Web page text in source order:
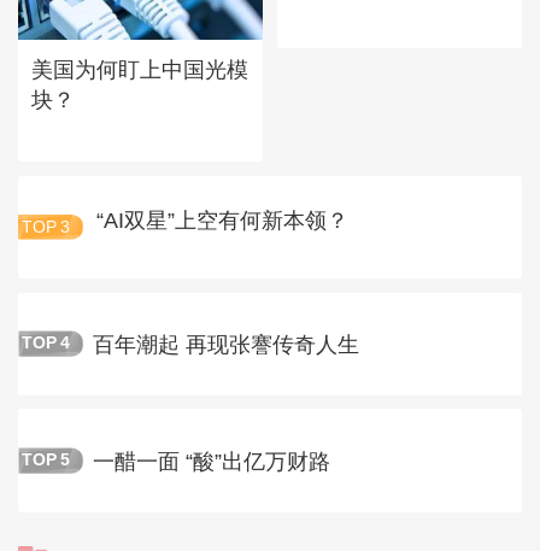
美国为何盯上中国光模
块？
TOP 3 “AI双星”上空有何新本领？
TOP 4 百年潮起 再现张謇传奇人生
TOP 5 一醋一面 “酸”出亿万财路